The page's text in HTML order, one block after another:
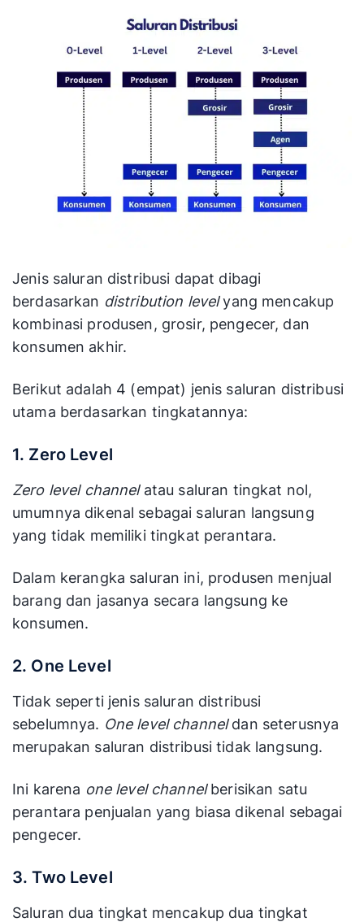
Jenis saluran distribusi dapat dibagi
berdasarkan distribution levelyang mencakup
kombinasi produsen, grosir, pengecer, dan
konsumen akhir.
Berikut adalah 4 (empat) jenis saluran distribusi
utama berdasarkan tingkatannya:
1. Zero Level
Zero level channel atau saluran tingkat nol,
umumnya dikenal sebagai saluran langsung
yang tidak memiliki tingkat perantara.
Dalam kerangka saluran ini, produsen menjual
barang dan jasanya secara langsung ke
konsumen.
2. One Level
Tidak seperti jenis saluran distribusi
sebelumnya. One level channeldan seterusnya
merupakan saluran distribusi tidak langsung.
Ini karena one level channelberisikan satu
perantara penjualan yang biasa dikenal sebagai
pengecer.
3. Two Level
Saluran dua tingkat mencakup dua tingkat